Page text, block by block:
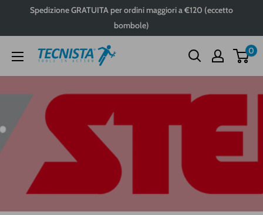
Spedizione GRATUITA per ordini maggiori a €120 (eccetto
bombole)
Tecnista 0